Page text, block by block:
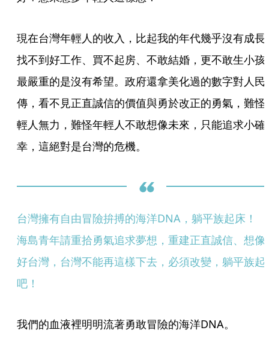
現在台灣年輕人的收入，比起我的年代幾乎沒有成長
找不到好工作、買不起房、不敢結婚，更不敢生小孩
最嚴重的是沒有希望。政府還拿美化過的數字對人民
傳，看不見正直誠信的價值與勇於改正的勇氣，難怪
輕人無力，難怪年輕人不敢想像未來，只能追求小確
幸，這絕對是台灣的危機。
台灣擁有自由冒險拚搏的海洋DNA，躺平族起床！
海島青年請重拾勇氣追求夢想，重建正直誠信、想像
好台灣，台灣不能再這樣下去，必須改變，躺平族起
吧！
我們的血液裡明明流著勇敢冒險的海洋DNA。